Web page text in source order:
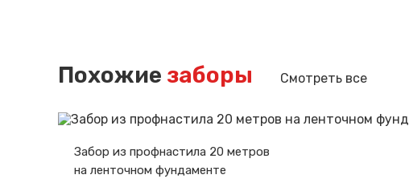
Похожие заборы Смотреть все
Забор из профнастила 20 метров
на ленточном фундаменте